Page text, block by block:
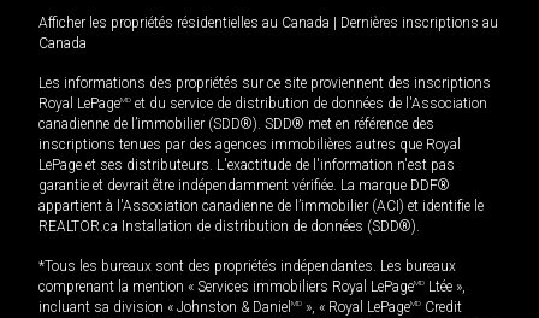
Afficher les propriétés résidentielles au Canada
Dernières inscriptions au
Canada
Les informations des propriétés sur ce site proviennent des inscriptions
Royal LePageMD et du service de distribution de données de l'Association
canadienne de l’immobilier (SDD®). SDD® met en référence des
inscriptions tenues par des agences immobilières autres que Royal
LePage et ses distributeurs. L'exactitude de l'information n'est pas
garantie et devrait être indépendamment vérifiée. La marque DDF®
appartient à l'Association canadienne de l’immobilier (ACI) et identifie le
REALTOR.ca Installation de distribution de données (SDD®).
*Tous les bureaux sont des propriétés indépendantes. Les bureaux
comprenant la mention « Services immobiliers Royal LePageMD Ltée »,
incluant sa division « Johnston & Daniel MD », « Royal LePageMD Credit